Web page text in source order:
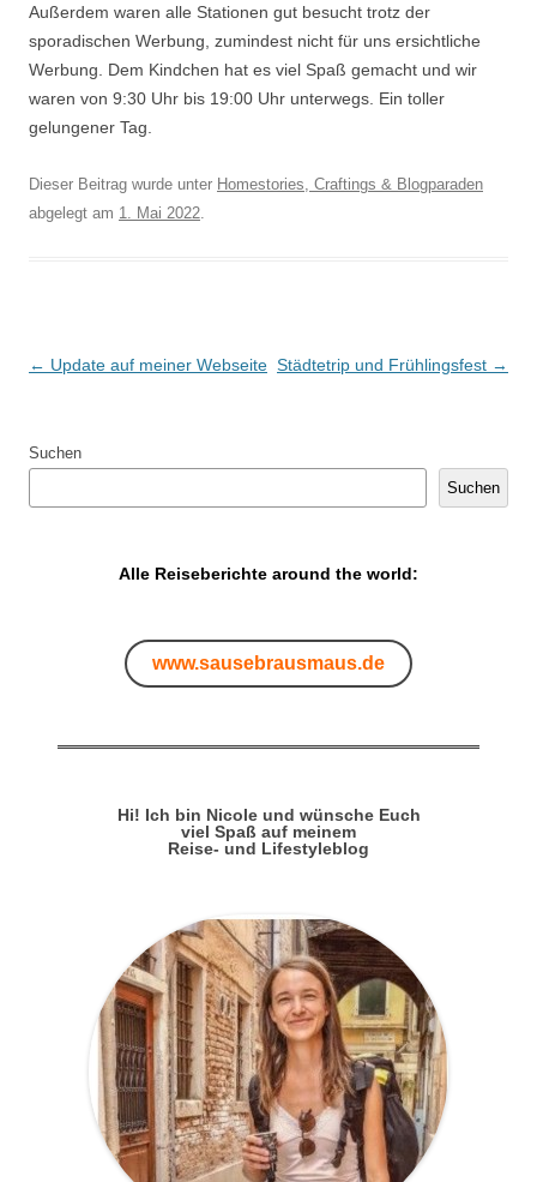
Außerdem waren alle Stationen gut besucht trotz der
sporadischen Werbung, zumindest nicht für uns ersichtliche
Werbung. Dem Kindchen hat es viel Spaß gemacht und wir
waren von 9:30 Uhr bis 19:00 Uhr unterwegs. Ein toller
gelungener Tag.
Dieser Beitrag wurde unter Homestories, Craftings & Blogparaden
abgelegt am 1. Mai 2022
Artikel-Navigation
← Update auf meiner Webseite Städtetrip und Frühlingsfest →
Suchen
Suchen
Alle Reiseberichte around the world:
www.sausebrausmaus.de
Hi! Ich bin Nicole und wünsche Euch
viel Spaß auf meinem
Reise- und Lifestyleblog